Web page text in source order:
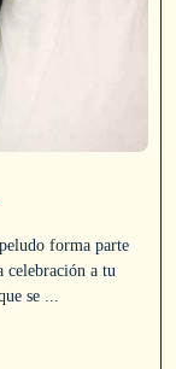
forma parte
celebración a tu
se ...